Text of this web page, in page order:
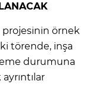
projesinin örnek
törende, inşa
durumuna